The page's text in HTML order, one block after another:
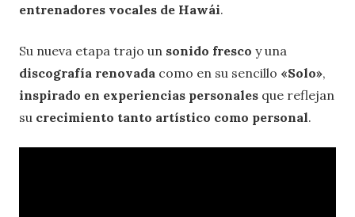
entrenadores vocales de Hawái.
Su nueva etapa trajo un sonido fresco y una
discografía renovada como en su sencillo «Solo»,
inspirado en experiencias personales que reflejan
su crecimiento tanto artístico como personal.